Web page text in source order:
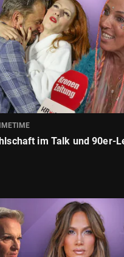
im Talk und 90er-